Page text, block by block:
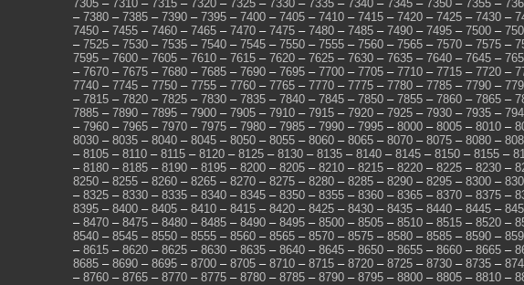
7305 – 7310 – 7315 – 7320 – 7325 – 7330 – 7335 – 7340 – 7345 – 7350 – 7355 –
– 7380 – 7385 – 7390 – 7395 – 7400 – 7405 – 7410 – 7415 – 7420 – 7425 – 7430 –
7450 – 7455 – 7460 – 7465 – 7470 – 7475 – 7480 – 7485 – 7490 – 7495 – 7500 –
– 7525 – 7530 – 7535 – 7540 – 7545 – 7550 – 7555 – 7560 – 7565 – 7570 – 7575 –
7595 – 7600 – 7605 – 7610 – 7615 – 7620 – 7625 – 7630 – 7635 – 7640 – 7645 –
– 7670 – 7675 – 7680 – 7685 – 7690 – 7695 – 7700 – 7705 – 7710 – 7715 – 7720 –
7740 – 7745 – 7750 – 7755 – 7760 – 7765 – 7770 – 7775 – 7780 – 7785 – 7790 –
– 7815 – 7820 – 7825 – 7830 – 7835 – 7840 – 7845 – 7850 – 7855 – 7860 – 7865 –
7885 – 7890 – 7895 – 7900 – 7905 – 7910 – 7915 – 7920 – 7925 – 7930 – 7935 –
– 7960 – 7965 – 7970 – 7975 – 7980 – 7985 – 7990 – 7995 – 8000 – 8005 – 8010 –
8030 – 8035 – 8040 – 8045 – 8050 – 8055 – 8060 – 8065 – 8070 – 8075 – 8080 –
– 8105 – 8110 – 8115 – 8120 – 8125 – 8130 – 8135 – 8140 – 8145 – 8150 – 8155 –
– 8180 – 8185 – 8190 – 8195 – 8200 – 8205 – 8210 – 8215 – 8220 – 8225 – 8230 –
8250 – 8255 – 8260 – 8265 – 8270 – 8275 – 8280 – 8285 – 8290 – 8295 – 8300 –
– 8325 – 8330 – 8335 – 8340 – 8345 – 8350 – 8355 – 8360 – 8365 – 8370 – 8375 –
8395 – 8400 – 8405 – 8410 – 8415 – 8420 – 8425 – 8430 – 8435 – 8440 – 8445 –
– 8470 – 8475 – 8480 – 8485 – 8490 – 8495 – 8500 – 8505 – 8510 – 8515 – 8520 –
8540 – 8545 – 8550 – 8555 – 8560 – 8565 – 8570 – 8575 – 8580 – 8585 – 8590 –
– 8615 – 8620 – 8625 – 8630 – 8635 – 8640 – 8645 – 8650 – 8655 – 8660 – 8665 –
8685 – 8690 – 8695 – 8700 – 8705 – 8710 – 8715 – 8720 – 8725 – 8730 – 8735 –
– 8760 – 8765 – 8770 – 8775 – 8780 – 8785 – 8790 – 8795 – 8800 – 8805 – 8810 –